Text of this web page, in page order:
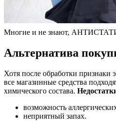
Многие и не знают,
Альтернатива
Хотя после обработки признаки
все магазинные средства
химического состава.
возможность
неприятный запах.